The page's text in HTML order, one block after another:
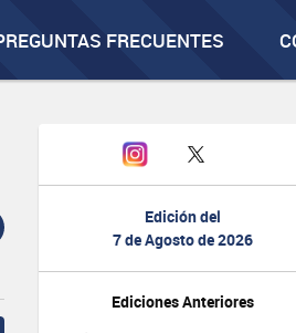
FRECUENTES
Edición del
7 de Agosto de 2026
Ediciones Anteriores